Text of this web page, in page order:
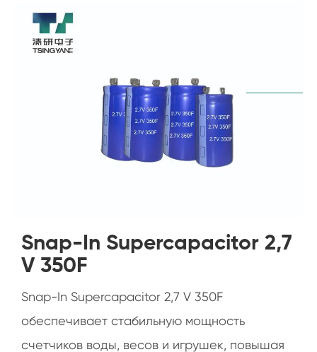
Snap-In Supercapacitor 2,7
V 350F
Snap-In Supercapacitor 2,7 V 350F
обеспечивает стабильную мощность
счетчиков воды, весов и игрушек, повышая